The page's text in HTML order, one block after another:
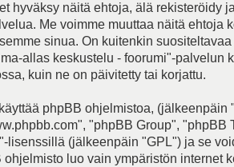
hyväksy näitä ehtoja, älä rekisteröidy
Me voimme muuttaa näitä ehtoja
sinua. On kuitenkin
allas keskustelu - foorumi"-palvelun
kuin ne on päivitetty tai korjattu.
phpBB ohjelmistoa, (jälkeenpäin
"phpBB Group", "phpBB
"-lisenssillä (jälkeenpäin "GPL") ja se
ohjelmisto luo vain ympäristön internet